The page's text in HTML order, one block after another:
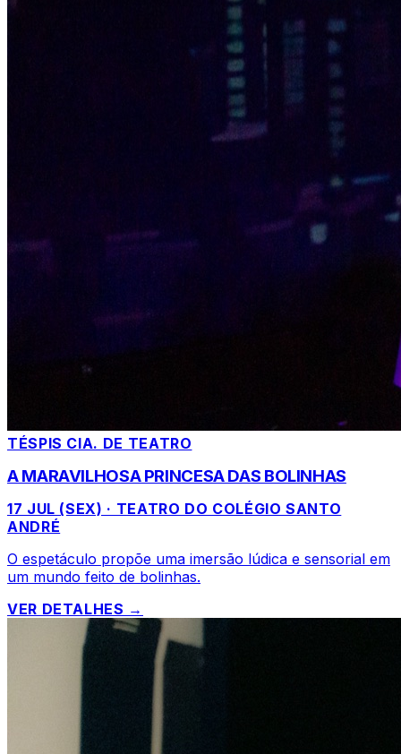
TÉSPIS CIA. DE TEATRO
A MARAVILHOSA PRINCESA DAS BOLINHAS
17 JUL (SEX) · TEATRO DO COLÉGIO SANTO
ANDRÉ
O espetáculo propõe uma imersão lúdica e sensorial em
um mundo feito de bolinhas.
VER DETALHES →